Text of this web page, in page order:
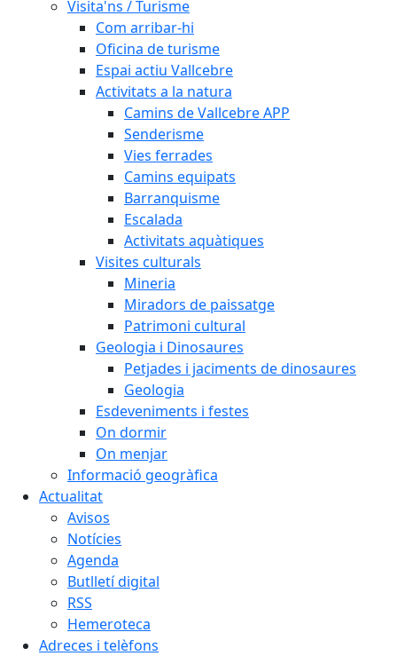
Visita'ns / Turisme
Com arribar-hi
Oficina de turisme
Espai actiu Vallcebre
Activitats a la natura
Camins de Vallcebre APP
Senderisme
Vies ferrades
Camins equipats
Barranquisme
Escalada
Activitats aquàtiques
Visites culturals
Mineria
Miradors de paissatge
Patrimoni cultural
Geologia i Dinosaures
Petjades i jaciments de dinosaures
Geologia
Esdeveniments i festes
On dormir
On menjar
Informació geogràfica
Actualitat
Avisos
Notícies
Agenda
Butlletí digital
RSS
Hemeroteca
Adreces i telèfons